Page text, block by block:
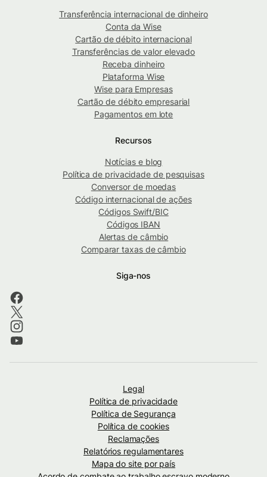
Transferência internacional de dinheiro
Conta da Wise
Cartão de débito internacional
Transferências de valor elevado
Receba dinheiro
Plataforma Wise
Wise para Empresas
Cartão de débito empresarial
Pagamentos em lote
Recursos
Notícias e blog
Política de privacidade de pesquisas
Conversor de moedas
Código internacional de ações
Códigos Swift/BIC
Códigos IBAN
Alertas de câmbio
Comparar taxas de câmbio
Siga-nos
Legal
Política de privacidade
Política de Segurança
Política de cookies
Reclamações
Relatórios regulamentares
Mapa do site por país